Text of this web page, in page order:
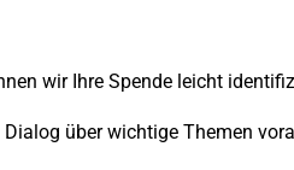
wir Ihre Spende leicht
über wichtige Themen